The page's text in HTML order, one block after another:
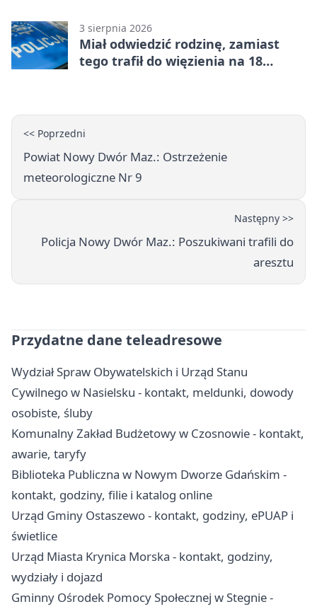
3 sierpnia 2026
Miał odwiedzić rodzinę, zamiast
tego trafił do więzienia na 18
<< Poprzedni
Powiat Nowy Dwór Maz.: Ostrzeżenie
meteorologiczne Nr 9
Następny >>
Policja Nowy Dwór Maz.: Poszukiwani trafili do
aresztu
Przydatne dane teleadresowe
Wydział Spraw Obywatelskich i Urząd Stanu
Cywilnego w Nasielsku - kontakt, meldunki, dowody
osobiste, śluby
Komunalny Zakład Budżetowy w Czosnowie - kontakt,
awarie, taryfy
Biblioteka Publiczna w Nowym Dworze Gdańskim -
kontakt, godziny, filie i katalog online
Urząd Gminy Ostaszewo - kontakt, godziny, ePUAP i
świetlice
Urząd Miasta Krynica Morska - kontakt, godziny,
wydziały i dojazd
Gminny Ośrodek Pomocy Społecznej w Stegnie -